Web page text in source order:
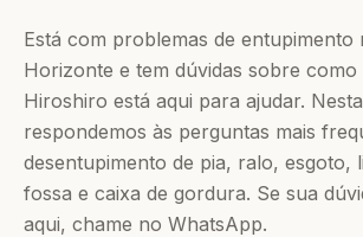
Está com problemas de entupimento
Horizonte e tem dúvidas sobre
Hiroshiro está aqui para ajudar.
respondemos às perguntas mais
desentupimento de pia, ralo, esgoto,
fossa e caixa de gordura. Se sua
aqui, chame no WhatsApp.